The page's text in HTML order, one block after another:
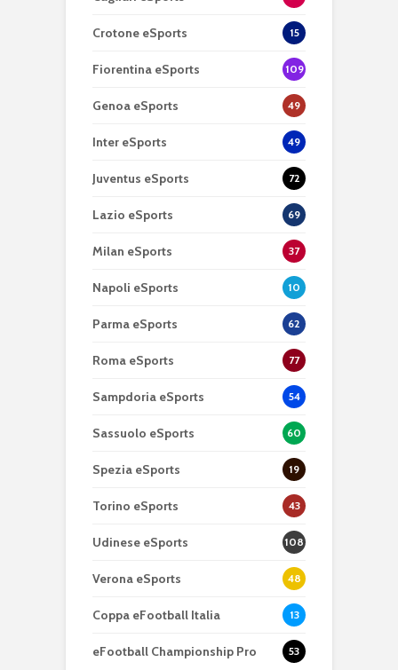
Crotone eSports 15
Fiorentina eSports 109
Genoa eSports 49
Inter eSports 49
Juventus eSports 72
Lazio eSports 69
Milan eSports 37
Napoli eSports 10
Parma eSports 62
Roma eSports 77
Sampdoria eSports 54
Sassuolo eSports 60
Spezia eSports 19
Torino eSports 43
Udinese eSports 108
Verona eSports 48
Coppa eFootball Italia 13
eFootball Championship Pro 53